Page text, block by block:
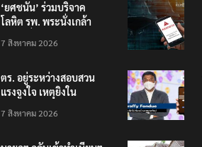
‘ยศชนัน’ ร่วมบริจาค
โลหิต รพ. พระนั่งเกล้า
เทพศิรินทร์ นนทบุรี
7 สิงหาคม 2026
ตร. อยู่ระหว่างสอบสวน
แรงจูงใจ เหตุยิงใน
นนทบุรี พบเด็กก่อเหตุ
7 สิงหาคม 2026